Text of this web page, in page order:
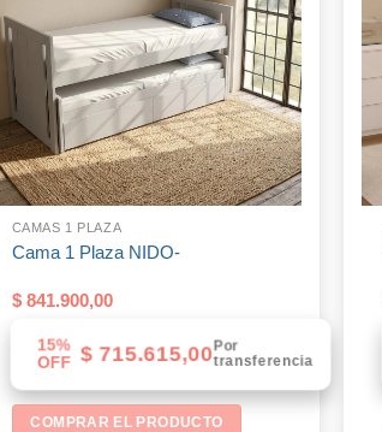
CAMAS 1 PLAZA
Cama 1 Plaza NIDO-
$841.900,00
15%
OFF
$715.615,00Por
transferencia
COMPRAR EL PRODUCTO